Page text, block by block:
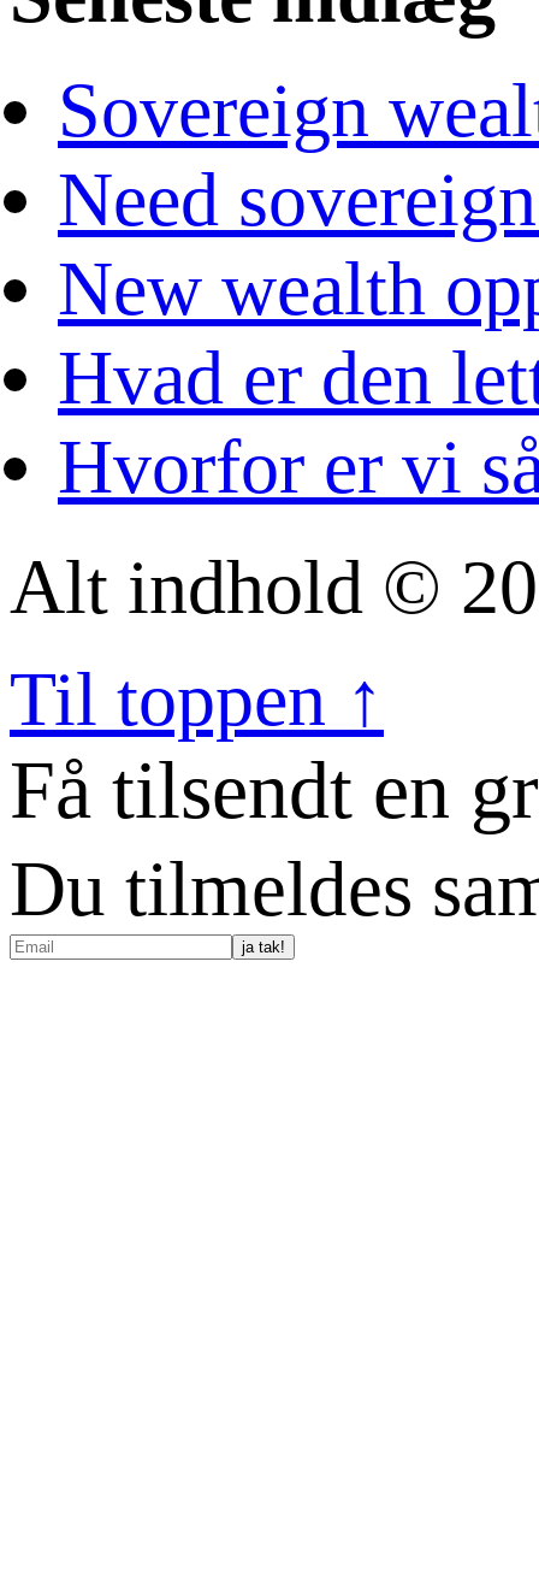
Sovereign
Need
New wealth
Hvad er den
Hvorfor er vi
Alt indhold ©
Til toppen ↑
Få tilsendt en
Du tilmeldes